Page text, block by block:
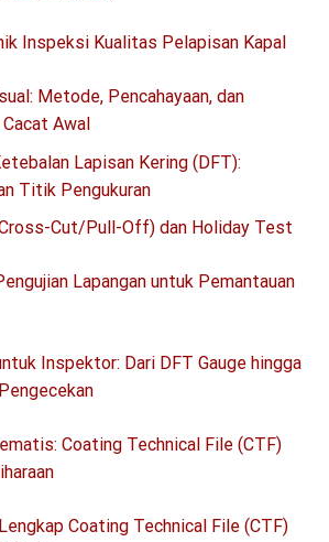
Inspeksi Kualitas Pelapisan Kapal
Metode, Pencahayaan, dan
Awal
Lapisan Kering (DFT):
Titik Pengukuran
Cut/Pull-Off) dan Holiday Test
Lapangan untuk Pemantauan
Inspektor: Dari DFT Gauge hingga
Coating Technical File (CTF)
Coating Technical File (CTF)